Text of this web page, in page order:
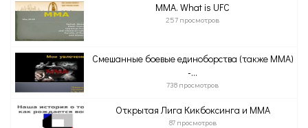
ММА. What is UFC
257 просмотров
Смешанные боевые единоборства (также ММА)
-...
738 просмотров
Открытая Лига Кикбоксинга и ММА
87 просмотров